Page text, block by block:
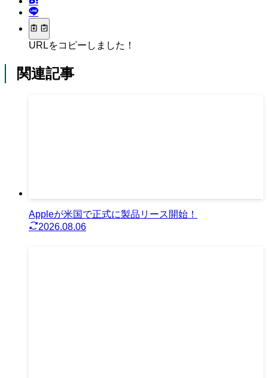
URLをコピーしました！
関連記事
Appleが米国で正式に製品リース開始！
2026.08.06